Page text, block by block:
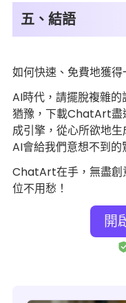
五、結語
如何快速、免費地獲
AI時代，請擺脫複雜
猶豫，下載ChatArt盡
成引擎，從心所欲地
AI會給我們意想不到的
ChatArt在手，無盡創
位不用愁！
開